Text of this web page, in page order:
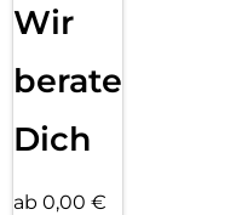
Wir
beraten
Dich
ab 0,00 €